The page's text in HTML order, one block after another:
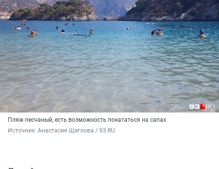
Пляж песчаный, есть возможность покататься на сапах
Источник: Анастасия Щеглова / 93.RU